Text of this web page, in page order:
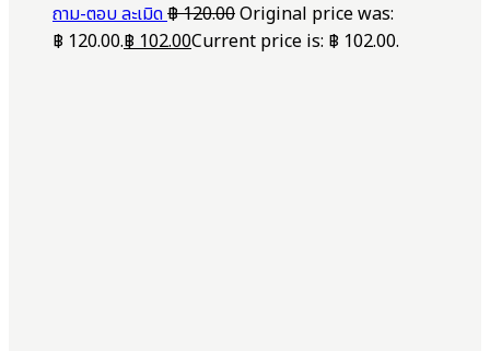
ถาม-ตอบ ละเมิด฿120.00Original price was:
฿ 120.00.฿102.00Current price is: ฿ 102.00.